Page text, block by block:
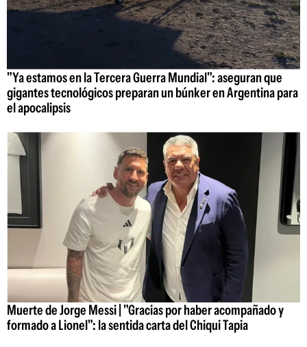
"Ya estamos en la Tercera Guerra Mundial": aseguran que
gigantes tecnológicos preparan un búnker en Argentina para
el apocalipsis
Muerte de Jorge Messi | "Gracias por haber acompañado y
formado a Lionel": la sentida carta del Chiqui Tapia